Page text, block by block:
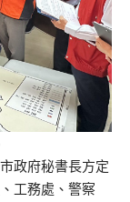
政府秘書長方定
工務處、警察